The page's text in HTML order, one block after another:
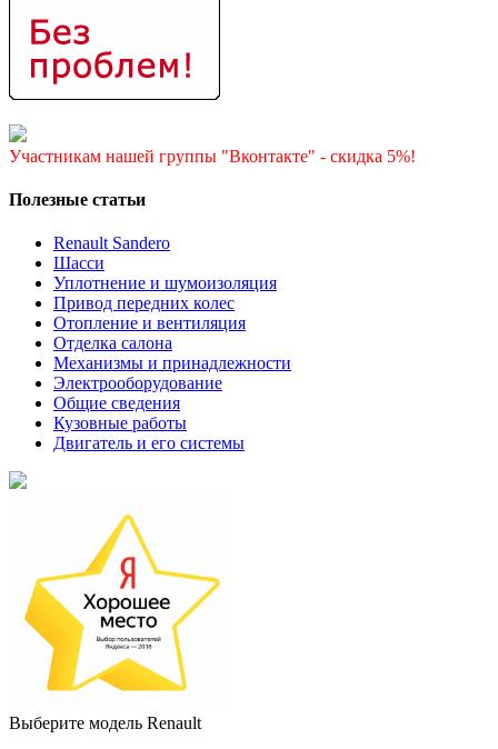
Участникам нашей группы "Вконтакте" - скидка 5%!
Полезные статьи
Renault Sandero
Шасси
Уплотнение и шумоизоляция
Привод передних колес
Отопление и вентиляция
Отделка салона
Механизмы и принадлежности
Электрооборудование
Общие сведения
Кузовные работы
Двигатель и его системы
Выберите модель Renault